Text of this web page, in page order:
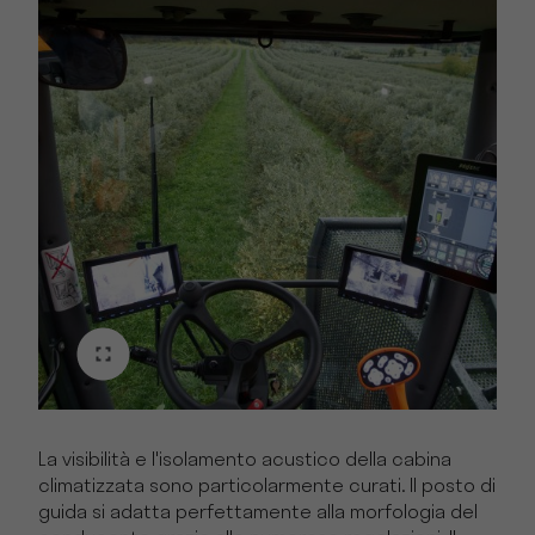
La visibilità e l'isolamento acustico della cabina
climatizzata sono particolarmente curati. Il posto di
guida si adatta perfettamente alla morfologia del